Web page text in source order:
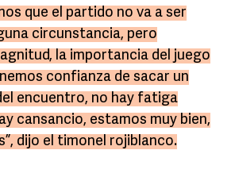
que el partido no va a ser
circunstancia, pero
la importancia del juego
confianza de sacar un
encuentro, no hay fatiga
cansancio, estamos muy bien,
dijo el timonel rojiblanco.